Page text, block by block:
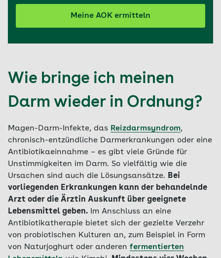
Meine AOK ermitteln
Wie bringe ich meinen
Darm wieder in Ordnung?
Magen-Darm-Infekte, das Reizdarmsyndrom,
chronisch-entzündliche Darmerkrankungen oder eine
Antibiotikaeinnahme – es gibt viele Gründe für
Unstimmigkeiten im Darm. So vielfältig wie die
Ursachen sind auch die Lösungsansätze. Bei
vorliegenden Erkrankungen kann der behandelnde
Arzt oder die Ärztin Auskunft über geeignete
Lebensmittel geben. Im Anschluss an eine
Antibiotikatherapie bietet sich der gezielte Verzehr
von probiotischen Kulturen an, zum Beispiel in Form
von Naturjoghurt oder anderen fermentierten